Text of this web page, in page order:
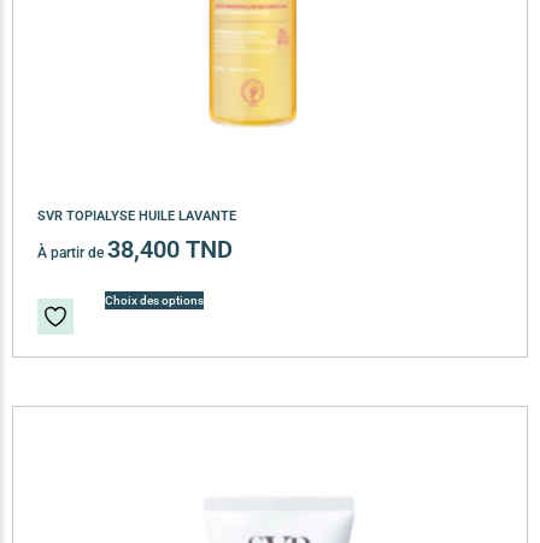
SVR TOPIALYSE HUILE LAVANTE
À partir de 38,400 TND
Choix des options